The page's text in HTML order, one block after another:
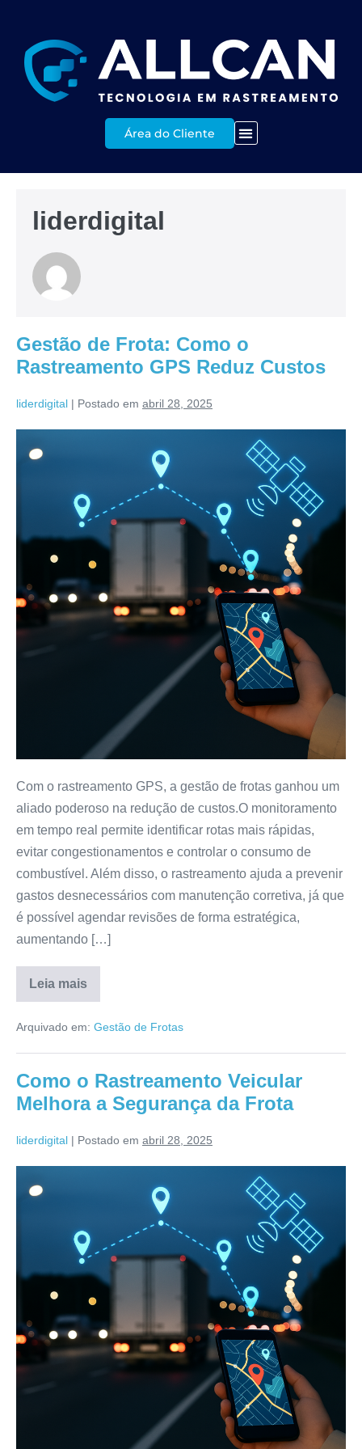
Área do Cliente
liderdigital
Gestão de Frota: Como o
Rastreamento GPS Reduz Custos
liderdigital | Postado em abril 28, 2025
Com o rastreamento GPS, a gestão de frotas ganhou um
aliado poderoso na redução de custos.O monitoramento
em tempo real permite identificar rotas mais rápidas,
evitar congestionamentos e controlar o consumo de
combustível. Além disso, o rastreamento ajuda a prevenir
gastos desnecessários com manutenção corretiva, já que
é possível agendar revisões de forma estratégica,
aumentando […]
Leia mais
Arquivado em: Gestão de Frotas
Como o Rastreamento Veicular
Melhora a Segurança da Frota
liderdigital | Postado em abril 28, 2025